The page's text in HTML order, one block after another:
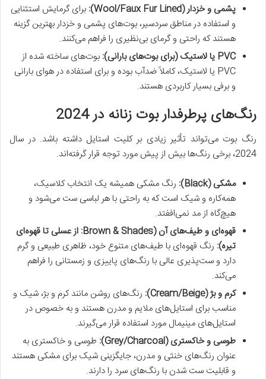
پشمی و خزدار (Wool/Faux Fur Lined):
برای گرمایش استثنایی
و استفاده در مناطق سردسیر، بوت‌های پشمی و خزدار بهترین گزینه
هستند که راحتی و گرمای بی‌نظیری را فراهم می‌کنند.
PVC یا لاستیک (برای بوت‌های بارانی):
بوت‌های ساخته شده از
PVC یا لاستیک، کاملاً ضدآب بوده و برای استفاده در هوای بارانی
و برفی بسیار کاربردی هستند.
رنگ‌های پرطرفدار بوت زنانه در 2024
رنگ بوت می‌تواند تأثیر زیادی بر کلیت استایل داشته باشد. در سال
2024، برخی رنگ‌ها بیش از پیش مورد توجه قرار گرفته‌اند.
مشکی (Black):
رنگ مشکی همیشه یک انتخاب کلاسیک،
همه‌کاره و شیک است که به راحتی با هر لباسی ست می‌شود و
هیچ‌گاه از مد نمی‌اففتد.
قهوه‌ای و طیف‌های آن (Brown & Shades: از عسلی تا قهوه‌ای
تیره): رنگ قهوه‌ای با طیف‌های متنوع خود، ظاهری طبیعی و گرم
دارد و ست‌پذیری عالی با رنگ‌های پاییزی و زمستانی را فراهم
می‌کند.
کرم و بژ (Cream/Beige):
رنگ‌های روشن مانند کرم و بژ، شیک و
مناسب برای استایل‌های ملایم و مدرن هستند و به خصوص در
استایل‌های مینیمال مورد استفاده قرار می‌گیرند.
طوسی و خاکستری (Grey/Charcoal):
طوسی و خاکستری به
عنوان رنگ‌های خنثی و مدرن، جایگزینی شیک برای مشکی هستند
و قابلیت ست شدن با رنگ‌های سرد را دارند.